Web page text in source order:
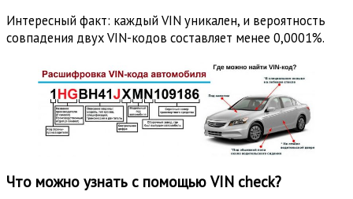
Интересный факт: каждый VIN уникален, и вероятность
совпадения двух VIN-кодов составляет менее 0,0001%.
Что можно узнать с помощью VIN check?